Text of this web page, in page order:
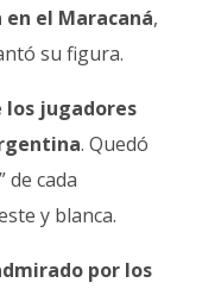
en el Maracaná,
su figura.
los jugadores
. Quedó
de cada
y blanca.
por los